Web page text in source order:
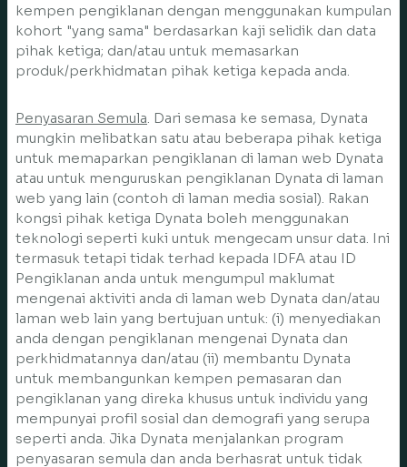
kempen pengiklanan dengan menggunakan kumpulan
kohort "yang sama" berdasarkan kaji selidik dan data
pihak ketiga; dan/atau untuk memasarkan
produk/perkhidmatan pihak ketiga kepada anda.
Penyasaran Semula. Dari semasa ke semasa, Dynata
mungkin melibatkan satu atau beberapa pihak ketiga
untuk memaparkan pengiklanan di laman web Dynata
atau untuk menguruskan pengiklanan Dynata di laman
web yang lain (contoh di laman media sosial). Rakan
kongsi pihak ketiga Dynata boleh menggunakan
teknologi seperti kuki untuk mengecam unsur data. Ini
termasuk tetapi tidak terhad kepada IDFA atau ID
Pengiklanan anda untuk mengumpul maklumat
mengenai aktiviti anda di laman web Dynata dan/atau
laman web lain yang bertujuan untuk: (i) menyediakan
anda dengan pengiklanan mengenai Dynata dan
perkhidmatannya dan/atau (ii) membantu Dynata
untuk membangunkan kempen pemasaran dan
pengiklanan yang direka khusus untuk individu yang
mempunyai profil sosial dan demografi yang serupa
seperti anda. Jika Dynata menjalankan program
penyasaran semula dan anda berhasrat untuk tidak